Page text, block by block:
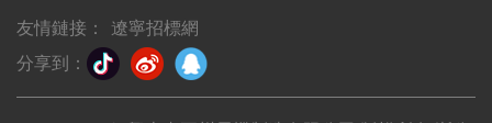
友情鏈接：
遼寧招標網
分享到：